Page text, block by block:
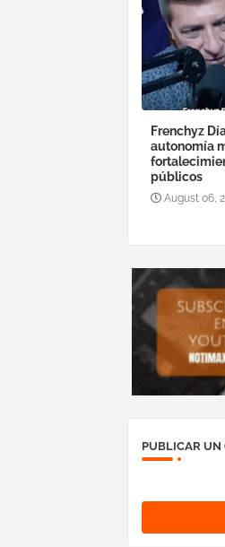
Frenchyz
autonomía
públicos
August 06,
PUBLICAR UN